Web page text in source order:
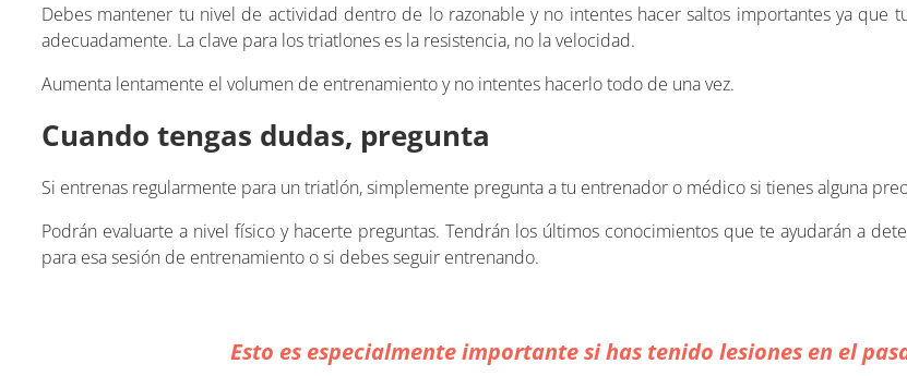
Debes mantener tu nivel de actividad dentro de lo razonable y no intentes hacer saltos importantes ya que
adecuadamente. La clave para los triatlones es la resistencia, no la velocidad.
Aumenta lentamente el volumen de entrenamiento y no intentes hacerlo todo de una vez.
Cuando tengas dudas, pregunta
Si entrenas regularmente para un triatlón, simplemente pregunta a tu entrenador o médico si tienes alguna
Podrán evaluarte a nivel físico y hacerte preguntas. Tendrán los últimos conocimientos que te ayudarán a
para esa sesión de entrenamiento o si debes seguir entrenando.
Esto es especialmente importante si has tenido lesiones en el